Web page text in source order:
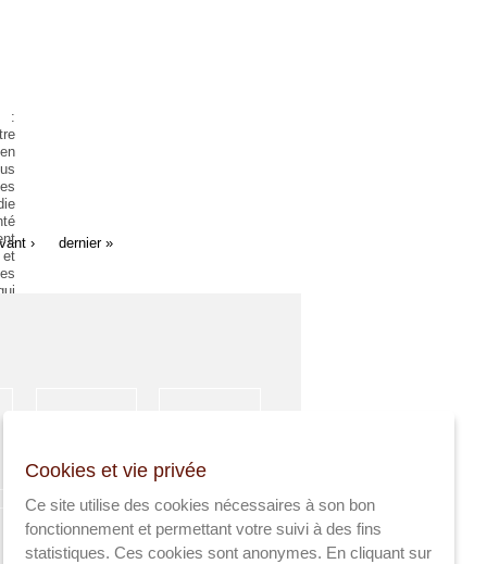
› dernier »
HÉBERGEMENT
ACTIVITÉS
SPORTIVES
Cookies et vie privée
Ce site utilise des cookies nécessaires à son bon
fonctionnement et permettant votre suivi à des fins
statistiques. Ces cookies sont anonymes. En cliquant sur